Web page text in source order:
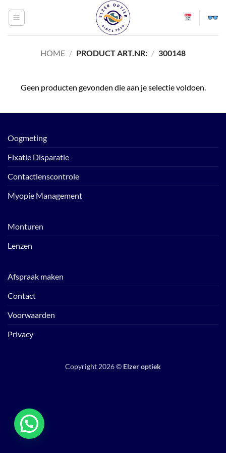
naar
HOME / PRODUCT ART.NR: / 300148
Geen producten gevonden die aan je selectie voldoen.
Oogmeting
Fixatie Disparatie
Contactlenscontrole
Myopie Management
Monturen
Lenzen
Afspraak maken
Contact
Voorwaarden
Privacy
Copyright 2026 © Elzer optiek